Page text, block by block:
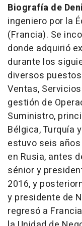
Biografía de
ingeniero por la
(Francia). Se
donde adquirió
durante los
diversos
Ventas,
gestión de
Suministro,
Bélgica, Turquía
estuvo seis
en Rusia, antes
sénior y
2016, y
y presidente de
regresó a